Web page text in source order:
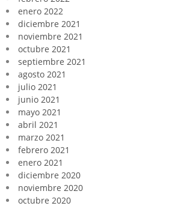
enero 2022
diciembre 2021
noviembre 2021
octubre 2021
septiembre 2021
agosto 2021
julio 2021
junio 2021
mayo 2021
abril 2021
marzo 2021
febrero 2021
enero 2021
diciembre 2020
noviembre 2020
octubre 2020